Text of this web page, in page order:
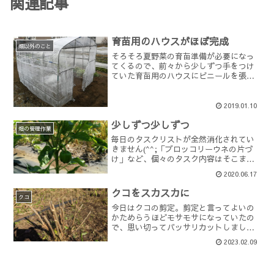
畑以外のこと 育苗用のハウスがほぼ完成
そろそろ夏野菜の育苗準備が必要になっ
てくるので、前々から少しずつ手をつけ
ていた育苗用のハウスにビニールを張り
は作業が効率悪そうだったので、園主の
2019.01.10
畑の管理作業 少しずつ少しずつ
毎日のタスクリストが全然消化されてい
きません(^^;「ブロッコリーウネの片づ
け」など、個々のタスク内容はそこまで
大変なものではないのに、日々蓄積され
ていきます。現時点で14個も未解
消・・・・・。朝の収穫時に畑を見回る
だけで2-3個追加され、...
2020.06.17
クコ クコをスカスカに
今日はクコの剪定。剪定と言ってよいの
かためらうほどモサモサになっていたの
で、思い切ってバッサリカットしまし
た。どれくらいバッサリかと言うとこれ
ぐらい。元の状態が全体的にこんなにモ
2023.02.09